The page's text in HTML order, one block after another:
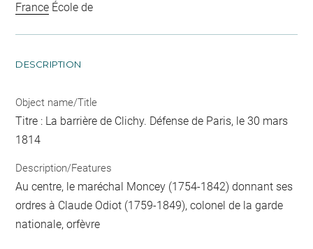
France École de
DESCRIPTION
Object name/Title
Titre : La barrière de Clichy. Défense de Paris, le 30 mars
1814
Description/Features
Au centre, le maréchal Moncey (1754-1842) donnant ses
ordres à Claude Odiot (1759-1849), colonel de la garde
nationale, orfèvre